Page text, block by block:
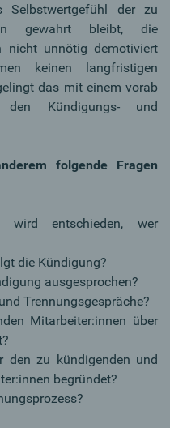
der zu
gewahrt bleibt, die
nicht unnötig demotiviert
keinen langfristigen
das mit einem vorab
Kündigungs- und
folgende Fragen
wird entschieden, wer
die Kündigung?
ausgesprochen?
Trennungsgespräche?
Mitarbeiter:innen über
den zu kündigenden und
begründet?